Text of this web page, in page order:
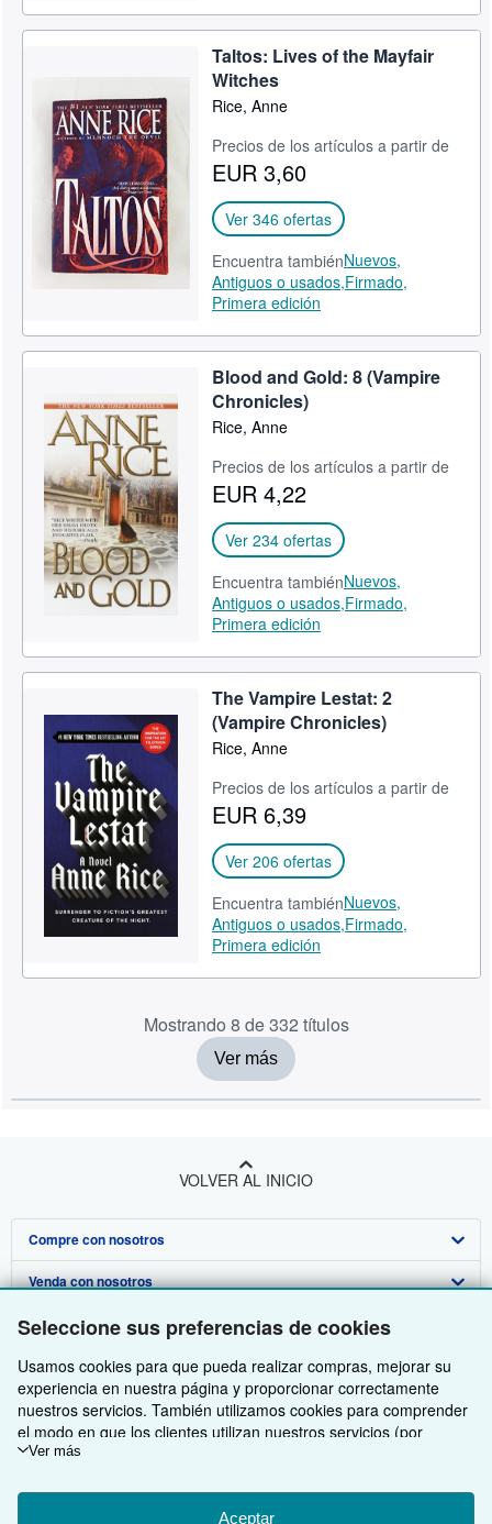
Seleccione sus preferencias de cookies
Usamos cookies para que pueda realizar compras, mejorar su
experiencia en nuestra página y proporcionar correctamente
nuestros servicios. También utilizamos cookies para comprender
el modo en que los clientes utilizan nuestros servicios (por
ejemplo, midiendo las visitas al sitio) y así poder realizar mejoras.
para mostrar contenido relevante en los anuncios y medir el
rendimiento de los mismos. Elija Rechazar si noestá de acuerdo
Ver más
Aceptar
Taltos: Lives of the Mayfair
Witches
Rice, Anne
Precios de los artículos a partir de
EUR 3,60
Ver 346 ofertas
Encuentra tambiénNuevos,
Antiguos o usados,Firmado,
Primera edición
Blood and Gold: 8 (Vampire
Chronicles)
Rice, Anne
Precios de los artículos a partir de
EUR 4,22
Ver 234 ofertas
Encuentra tambiénNuevos,
Antiguos o usados,Firmado,
Primera edición
The Vampire Lestat: 2
(Vampire Chronicles)
Rice, Anne
Precios de los artículos a partir de
EUR 6,39
Ver 206 ofertas
Encuentra tambiénNuevos,
Antiguos o usados,Firmado,
Primera edición
Mostrando 8 de 332 títulos
Ver más
VOLVER AL INICIO
Compre con nosotros
Búsqueda avanzada
Colecciones
Mi cuenta
Mis pedidos
Ver carrito
Venda con nosotros
Comenzar a vender
Únase a nuestro programa de afiliados
Recomiende un vendedor
Sobre nosotros
Sobre IberLibro
Medios
Empleo
Política de Privacidad
Obtener Ayuda
Preguntas frecuentes y guías
Atención al Cliente
Otras compañías de AbeBooks
AbeBooks.com
AbeBooks.co.uk
Siga a IberLibro